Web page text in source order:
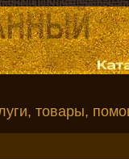
товары,